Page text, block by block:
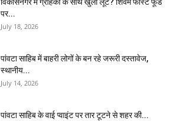
पर...
July 18, 2026
पांवटा साहिब में बाहरी लोगों के बन रहे जरूरी दस्तावेज,
स्थानीय...
July 14, 2026
पांवटा साहिब के वाई प्वाइंट पर तार टूटने से शहर की...